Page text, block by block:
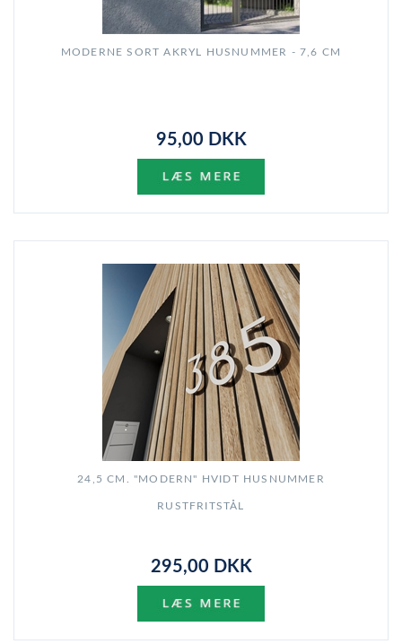
MODERNE SORT AKRYL HUSNUMMER - 7,6 CM
95,00 DKK
24,5 CM. "MODERN" HVIDT HUSNUMMER
RUSTFRITSTÅL
295,00 DKK